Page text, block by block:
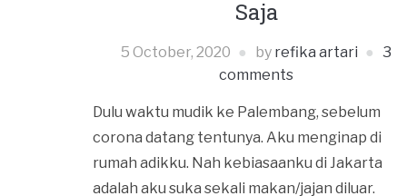
Saja
5 October, 2020 by refika artari
3
comments
Dulu waktu mudik ke Palembang, sebelum
corona datang tentunya. Aku menginap di
rumah adikku. Nah kebiasaanku di Jakarta
adalah aku suka sekali makan/jajan diluar.